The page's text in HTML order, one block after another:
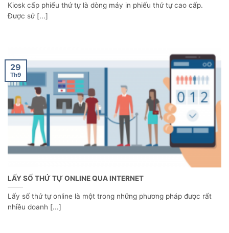
Kiosk cấp phiếu thứ tự là dòng máy in phiếu thứ tự cao cấp.
Được sử [...]
LẤY SỐ THỨ TỰ ONLINE QUA INTERNET
Lấy số thứ tự online là một trong những phương pháp được rất
nhiều doanh [...]
29
Th9